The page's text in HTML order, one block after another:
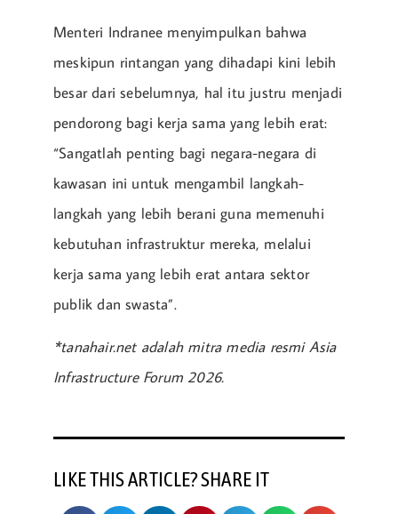
Menteri Indranee menyimpulkan bahwa
meskipun rintangan yang dihadapi kini lebih
besar dari sebelumnya, hal itu justru menjadi
pendorong bagi kerja sama yang lebih erat:
“Sangatlah penting bagi negara-negara di
kawasan ini untuk mengambil langkah-
langkah yang lebih berani guna memenuhi
kebutuhan infrastruktur mereka, melalui
kerja sama yang lebih erat antara sektor
publik dan swasta”.
*tanahair.net adalah mitra media resmi Asia
Infrastructure Forum 2026.
LIKE THIS ARTICLE? SHARE IT